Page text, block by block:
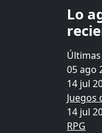
Lo
05 ago
14 jul
14 jul
RPG